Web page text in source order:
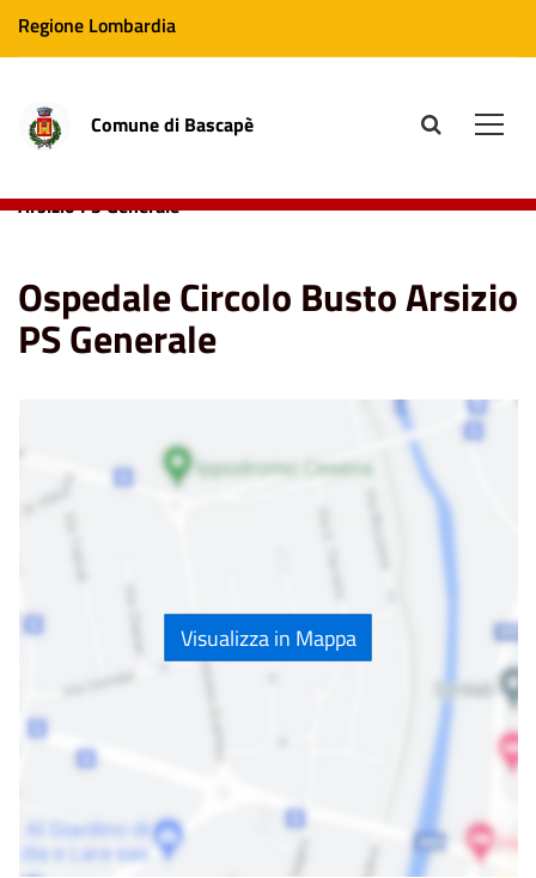
Regione Lombardia
Comune di Bascapè site.searc
Arsizio PS Generale
Ospedale Circolo Busto Arsizio
PS Generale
Visualizza in Mappa